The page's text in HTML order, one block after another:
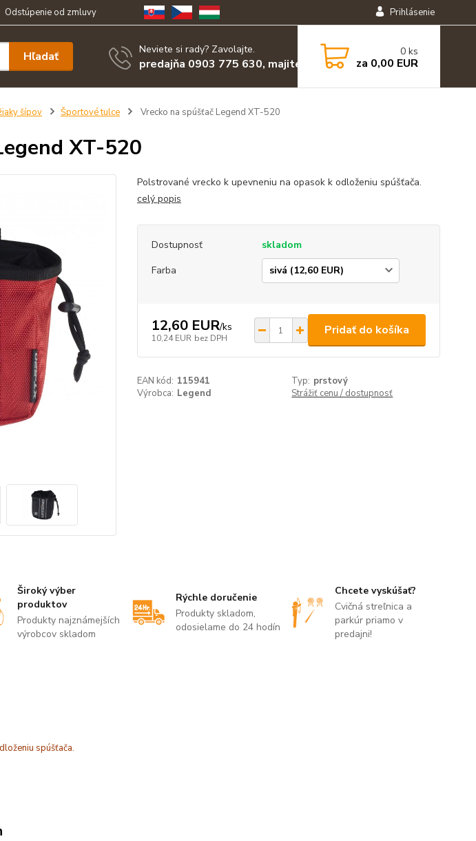
Odstúpenie od zmluvy Prihlásenie
Hľadať Neviete si rady? Zavolajte.
predajňa 0903 775 630, majiteľ 0903 455 630
0 ks
za 0,00 EUR
šípov Športové tulce Vrecko na spúšťač Legend XT-520
XT-520
Polstrované vrecko k upevneniu na opasok k odloženiu spúšťača.
celý popis
Dostupnosť
skladom
Farba
12,60 EUR/ks
10,24 EUR bez DPH
Pridať do košíka
EAN kód: 115941 Typ: prstový
Výrobca: Legend Strážiť cenu / dostupnosť
Široký výber
produktov
Produkty najznámejších
výrobcov skladom
Rýchle doručenie
Produkty skladom,
odosielame do 24 hodín
Chcete vyskúšať?
Cvičná streľnica a
parkúr priamo v
predajni!
spúšťača.